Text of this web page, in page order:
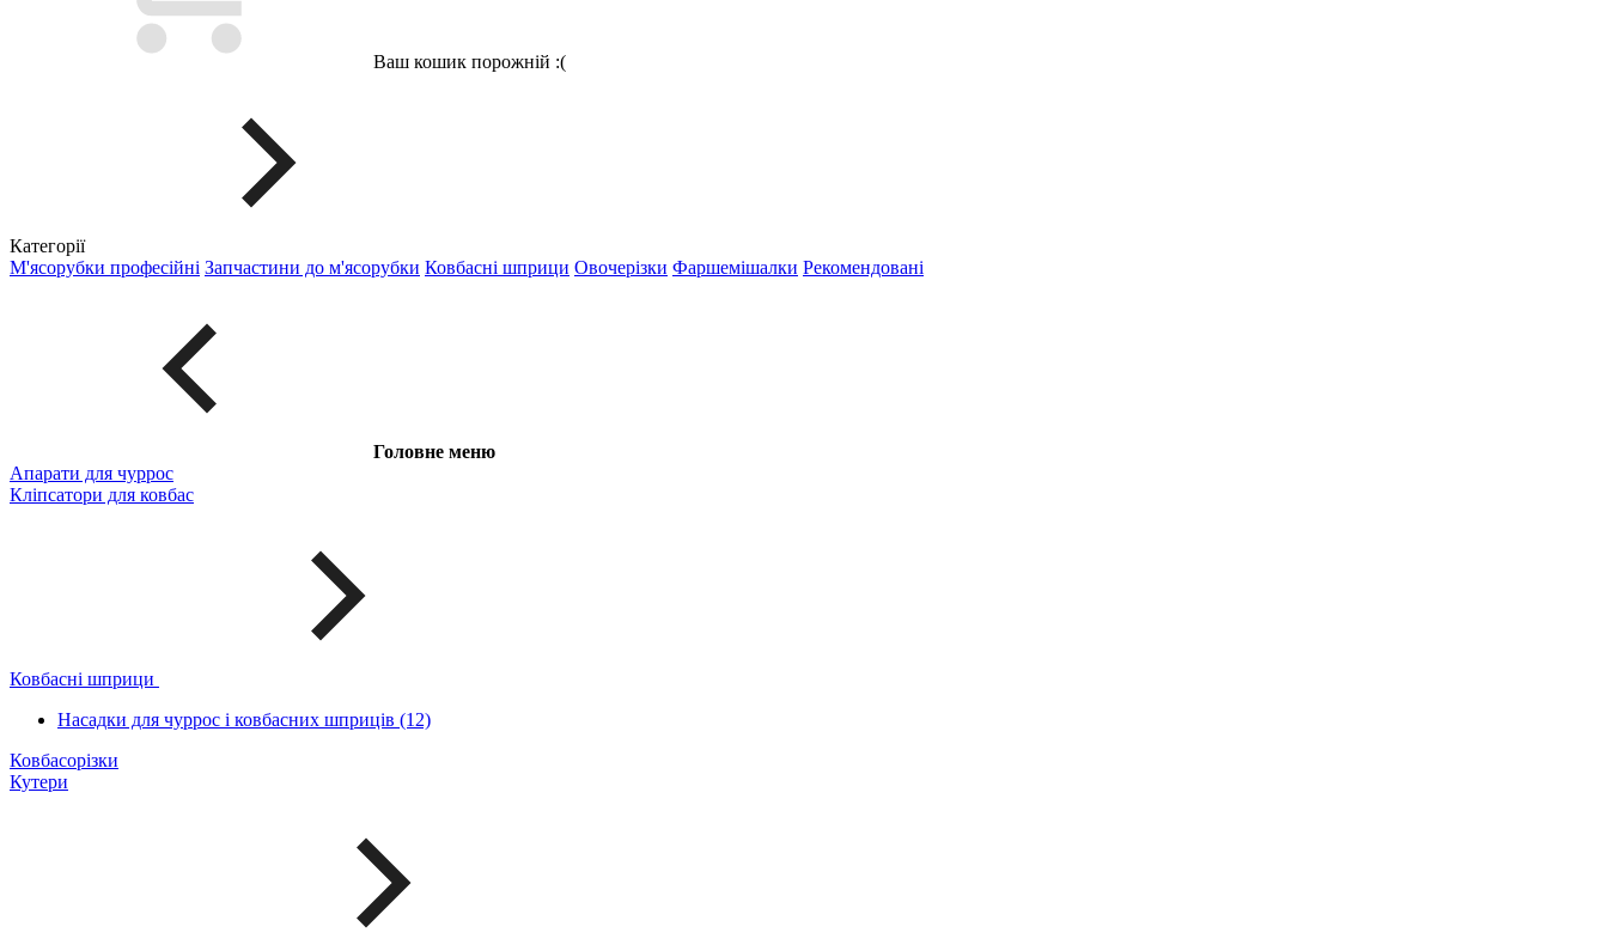
Ваш кошик порожній :(
Категорії
М'ясорубки професійні Запчастини до м'ясорубки Ковбасні шприци Овочерізки Фаршемішалки Рекомендовані
Головне меню
Апарати для чуррос
Кліпсатори для ковбас
Ковбасні шприци
Насадки для чуррос і ковбасних шприців (12)
Ковбасорізки
Кутери